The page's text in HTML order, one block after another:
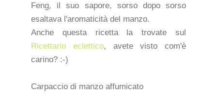
Feng, il suo sapore, sorso dopo sorso
esaltava l'aromaticità del manzo.
Anche questa ricetta la trovate sul
Ricettario eclettico, avete visto com'è
carino? :-)
Carpaccio di manzo affumicato